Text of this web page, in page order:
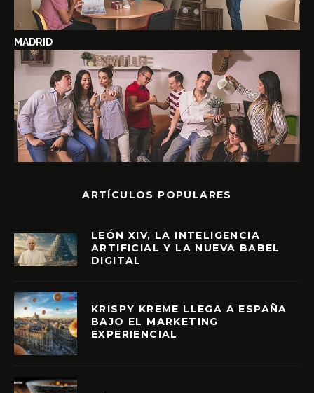
MADRID
ARTÍCULOS POPULARES
LEÓN XIV, LA INTELIGENCIA
ARTIFICIAL Y LA NUEVA BABEL
DIGITAL
KRISPY KREME LLEGA A ESPAÑA
BAJO EL MARKETING
EXPERIENCIAL